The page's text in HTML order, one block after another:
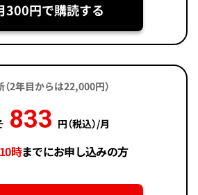
300円で購読する
（2年目からは22,000円）
833 円（税込）/月
時までにお申し込みの方